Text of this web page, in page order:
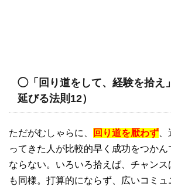
◯「回り道をして、経験を拾え
延びる法則12）
ただがむしゃらに、 回り道を厭わず
ってきた人が比較的早く成功をつか
ならない。いろいろ拾えば、チャン
も同様。打算的にならず、広いコミ